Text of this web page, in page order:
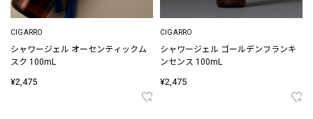
CIGARRO
シャワージェル オーセンティックム
スク 100mL
¥2,475
CIGARRO
シャワージェル ゴールデンフランキ
ンセンス 100mL
¥2,475